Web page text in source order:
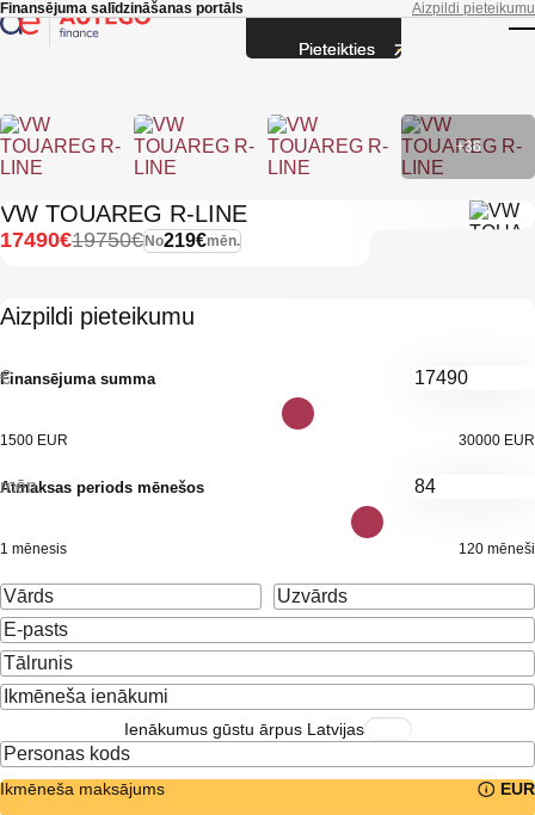
Skip to main content
Finansējuma salīdzināšanas portāls Aizpildi pieteikumu
+36
VW TOUAREG R-LINE
No219€mēn.
19750€
17490€
Aizpildi pieteikumu
Finansējuma summa
€
1500 EUR 30000 EUR
Atmaksas periods mēnešos
mēn.
1 mēnesis 120 mēneši
Ienākumus gūstu ārpus Latvijas
Ikmēneša maksājums EUR